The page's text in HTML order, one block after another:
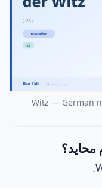
Witz — German